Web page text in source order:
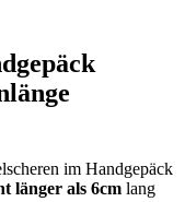
im Handgepäck
länger als 6cm lang